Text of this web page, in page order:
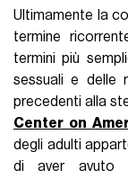
Ultimamente la
termine
termini più
sessuali e delle
precedenti alla
Center on
degli adulti
di aver avuto